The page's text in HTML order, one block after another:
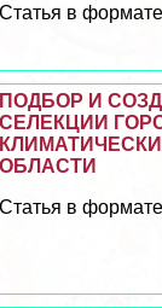
Статья в
ПОДБОР И
СЕЛЕКЦИИ
ОБЛАСТИ
Статья в